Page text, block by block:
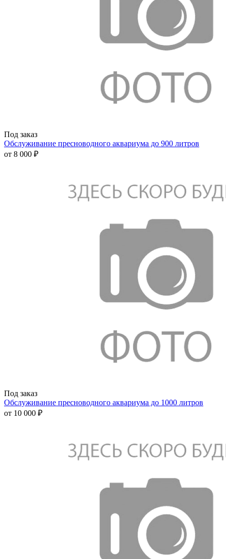
Под заказ
Обслуживание пресноводного аквариума до 900 литров
от 8 000 ₽
Под заказ
Обслуживание пресноводного аквариума до 1000 литров
от 10 000 ₽